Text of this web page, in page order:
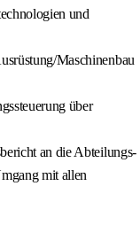
und
Maschinenbau
über
an die Abteilungs-
mit allen